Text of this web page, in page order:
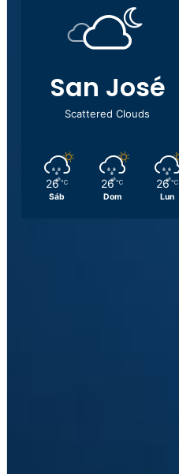
San José
Scattered Clouds
26 ℃
Sáb
26 ℃
Dom
26 ℃
Lun